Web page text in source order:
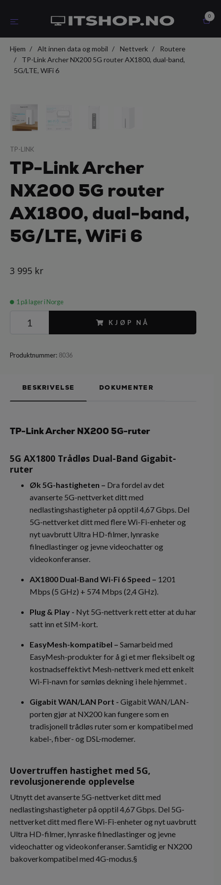
0
Hjem Alt innen data og mobil Nettverk
Routere
TP-Link Archer NX200 5G router AX1800, dual-band,
5G/LTE, WiFi 6
TP-LINK
TP-Link Archer
NX200 5G router
AX1800, dual-band,
5G/LTE, WiFi 6
3 995 kr
1 på lager i Norge
KJØP NÅ
Produktnummer: 8036
BESKRIVELSE DOKUMENTER
TP-Link Archer NX200 5G-ruter
5G AX1800 Trådløs Dual-Band Gigabit-
ruter
Øk 5G-hastigheten – Dra fordel av det
avanserte 5G-nettverket ditt med
nedlastingshastigheter på opptil 4,67 Gbps. Del
5G-nettverket ditt med flere Wi-Fi-enheter og
nyt uavbrutt Ultra HD-filmer, lynraske
filnedlastinger og jevne videochatter og
videokonferanser.
AX1800 Dual-Band Wi-Fi 6Speed – 1201
Mbps (5 GHz) + 574 Mbps (2,4 GHz).
Plug & Play - Nyt 5G-nettverk rett etter at du har
satt inn et SIM-kort.
EasyMesh-kompatibel – Samarbeid med
EasyMesh-produkter for å gi et mer fleksibelt og
kostnadseffektivt Mesh-nettverk med ett enkelt
Wi-Fi-navn for sømløs dekning i hele hjemmet .
Gigabit WAN/LAN Port - Gigabit WAN/LAN-
porten gjør at NX200 kan fungere som en
tradisjonell trådløs ruter som er kompatibel med
kabel-, fiber- og DSL-modemer.
Uovertruffen hastighet med 5G,
revolusjonerende opplevelse
Utnytt det avanserte 5G-nettverket ditt med
nedlastingshastigheter på opptil 4,67 Gbps. Del 5G-
nettverket ditt med flere Wi-Fi-enheter og nyt uavbrutt
Ultra HD-filmer, lynraske filnedlastinger og jevne
videochatter og videokonferanser. Samtidig er NX200
bakoverkompatibel med 4G-modus.§